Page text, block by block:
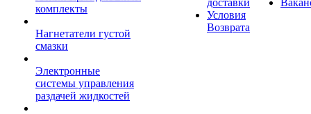
комплекты
Нагнетатели густой
смазки
Электронные
системы управления
раздачей жидкостей
доставки
Условия
Возврата